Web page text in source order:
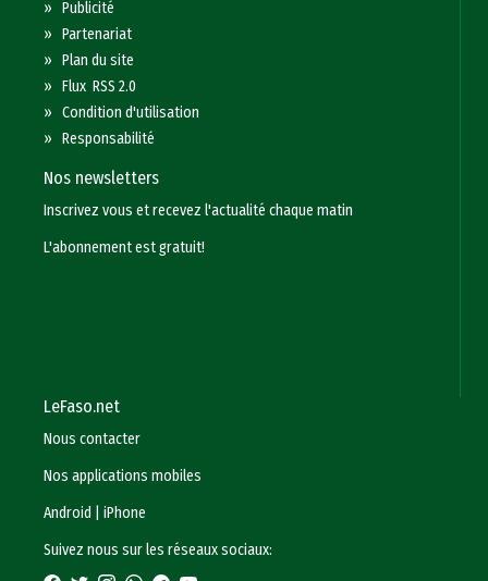
»Publicité
»Partenariat
»Plan du site
»Flux RSS 2.0
»Condition d'utilisation
»Responsabilité
Nos newsletters
Inscrivez vous et recevez l'actualité chaque matin
L'abonnement est gratuit!
LeFaso.net
Nous contacter
Nos applications mobiles
Android
|iPhone
Suivez nous sur les réseaux sociaux: